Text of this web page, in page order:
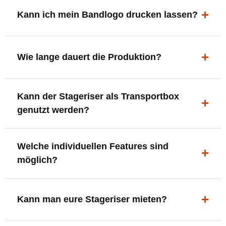
ergonomisch, sicher und gut sichtbar.
Kann ich mein Bandlogo drucken lassen?
deine Bühne, deine Marke.
Wie lange dauert die Produktion?
innerhalb Deutschlands kostenfrei.
Kann der Stageriser als Transportbox
genutzt werden?
oder Zubehör nutzen.
Welche individuellen Features sind
möglich?
XLR-Brücke / Schnittstelle
Setlist-Clip
Kann man eure Stageriser mieten?